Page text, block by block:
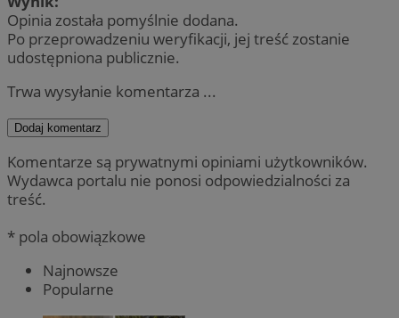
Opinia została pomyślnie dodana.
Po przeprowadzeniu weryfikacji, jej treść zostanie
udostępniona publicznie.
Trwa wysyłanie komentarza ...
Dodaj komentarz
Komentarze są prywatnymi opiniami użytkowników.
Wydawca portalu nie ponosi odpowiedzialności za
treść.
* pola obowiązkowe
Najnowsze
Popularne